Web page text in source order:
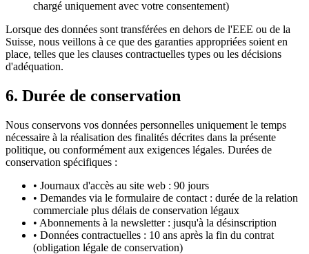
chargé uniquement avec votre consentement)
Lorsque des données sont transférées en dehors de l'EEE ou de la
Suisse, nous veillons à ce que des garanties appropriées soient en
place, telles que les clauses contractuelles types ou les décisions
d'adéquation.
6. Durée de conservation
Nous conservons vos données personnelles uniquement le temps
nécessaire à la réalisation des finalités décrites dans la présente
politique, ou conformément aux exigences légales. Durées de
conservation spécifiques :
• Journaux d'accès au site web : 90 jours
• Demandes via le formulaire de contact : durée de la relation
commerciale plus délais de conservation légaux
• Abonnements à la newsletter : jusqu'à la désinscription
• Données contractuelles : 10 ans après la fin du contrat
(obligation légale de conservation)